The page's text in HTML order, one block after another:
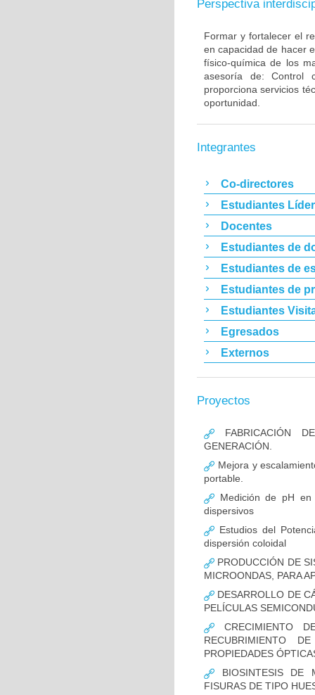
Perspectiva
Formar y fortalecer el
en capacidad de hacer
físico-química de los
asesoría de: Control
proporciona servicios
oportunidad.
Integrantes
Co-directores
Estudiantes
Docentes
Estudiantes de
Estudiantes de
Estudiantes de
Estudiantes
Egresados
Externos
Proyectos
FABRICACIÓN
GENERACIÓN.
Mejora y
portable.
Medición de pH en
dispersivos
Estudios del
dispersión coloidal
PRODUCCIÓN DE
MICROONDAS, PARA
DESARROLLO DE
PELÍCULAS
CRECIMIENTO
RECUBRIMIENTO
PROPIEDADES
BIOSINTESIS DE
FISURAS DE TIPO